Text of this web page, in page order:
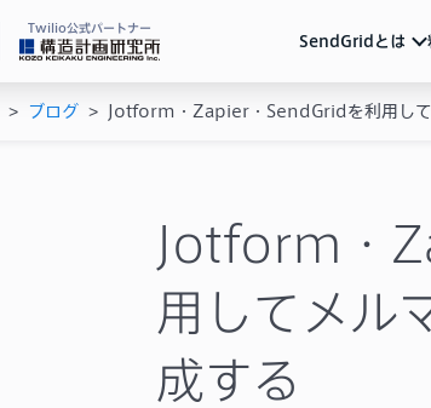
Twilio公式パートナー
SendGridとは
SendGridとは
機能一覧
活用ガイド
サービス紹介動画
ブログ
機能の活用例やト
イベント・セミナー
ドキュメント
APIリファレンス
システム連携
サポート
> ブログ > Jotform・Zapier・SendGridを利用して
Jotform・
用してメル
成する